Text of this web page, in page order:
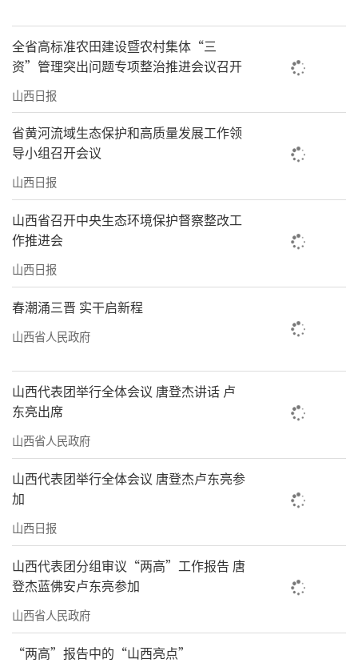
全省高标准农田建设暨农村集体“三
资”管理突出问题专项整治推进会议召开
山西日报
省黄河流域生态保护和高质量发展工作领
导小组召开会议
山西日报
山西省召开中央生态环境保护督察整改工
作推进会
山西日报
春潮涌三晋 实干启新程
山西省人民政府
山西代表团举行全体会议 唐登杰讲话 卢
东亮出席
山西省人民政府
山西代表团举行全体会议 唐登杰卢东亮参
加
山西日报
山西代表团分组审议“两高”工作报告 唐
登杰蓝佛安卢东亮参加
山西省人民政府
“两高”报告中的“山西亮点”